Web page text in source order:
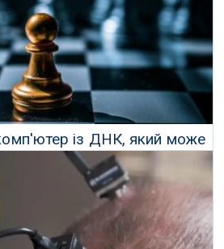
03 Жовтня 2024 р.
із ДНК, який може
шахові завдання